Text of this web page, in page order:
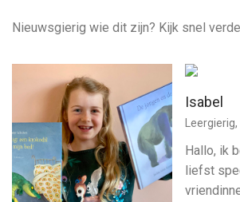
Nieuwsgierig wie dit zijn? Kijk snel
Isabel
Hallo, ik
liefst